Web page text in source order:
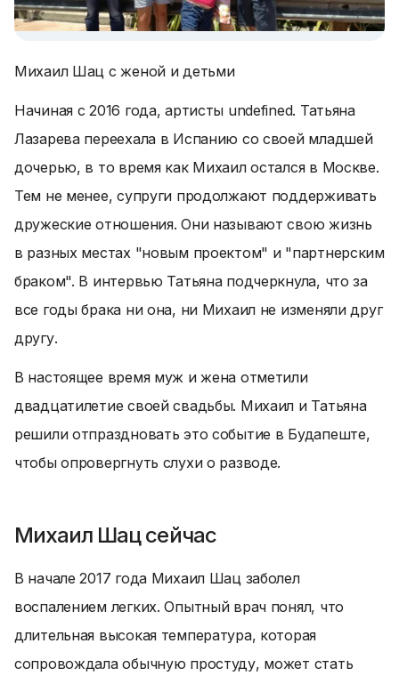
Михаил Шац с женой и детьми
Начиная с 2016 года, артисты undefined. Татьяна
Лазарева переехала в Испанию со своей младшей
дочерью, в то время как Михаил остался в Москве.
Тем не менее, супруги продолжают поддерживать
дружеские отношения. Они называют свою жизнь
в разных местах "новым проектом" и "партнерским
браком". В интервью Татьяна подчеркнула, что за
все годы брака ни она, ни Михаил не изменяли друг
другу.
В настоящее время муж и жена отметили
двадцатилетие своей свадьбы. Михаил и Татьяна
решили отпраздновать это событие в Будапеште,
чтобы опровергнуть слухи о разводе.
Михаил Шац сейчас
В начале 2017 года Михаил Шац заболел
воспалением легких. Опытный врач понял, что
длительная высокая температура, которая
сопровождала обычную простуду, может стать